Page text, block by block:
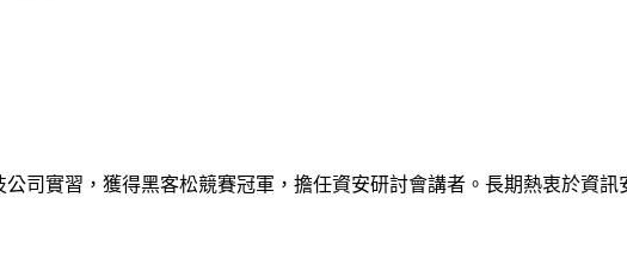
司實習，獲得黑客松競賽冠軍，擔任資安研討會講者。長期熱衷於資